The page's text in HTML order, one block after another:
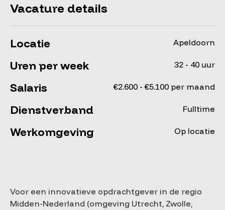
Vacature details
Locatie Apeldoorn
Uren per week 32 - 40 uur
Salaris €2.600 - €5.100 per maand
Dienstverband Fulltime
Werkomgeving Op locatie
Voor een innovatieve opdrachtgever in de regio
Midden-Nederland (omgeving Utrecht, Zwolle,